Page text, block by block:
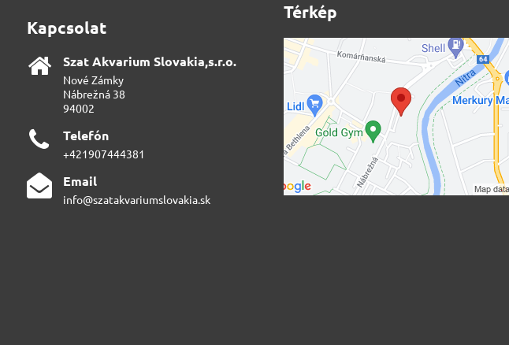
Kapcsolat
Szat Akvarium Slovakia,s​.r​.o​.
Nové Zámky
Nábrežná 38
94002
Telefón
+421907444381
Email
info@szatakvariumslovakia.sk
Térkép